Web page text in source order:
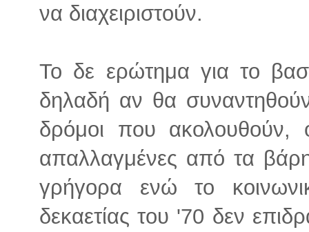
να διαχειριστούν.
Το δε ερώτημα για το
δηλαδή αν θα
δρόμοι που ακολουθούν,
απαλλαγμένες από τα βάρη
γρήγορα ενώ το
δεκαετίας του '70 δεν